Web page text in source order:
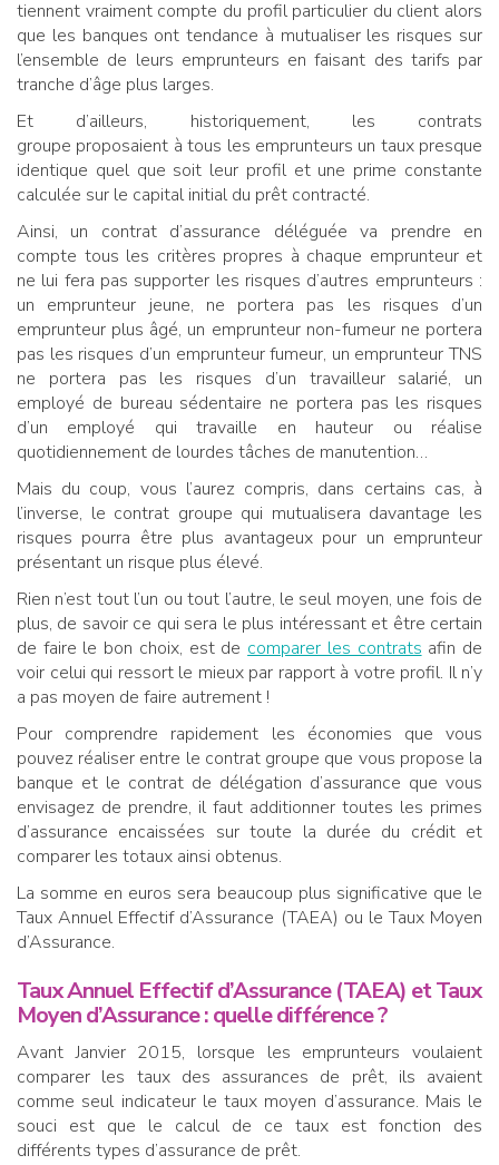
tiennent vraiment compte du profil particulier du client alors
que les banques ont tendance à mutualiser les risques sur
l’ensemble de leurs emprunteurs en faisant des tarifs par
tranche d’âge plus larges.
Et d’ailleurs, historiquement, les contrats
groupe proposaient à tous les emprunteurs un taux presque
identique quel que soit leur profil et une prime constante
calculée sur le capital initial du prêt contracté.
Ainsi, un contrat d’assurance déléguée va prendre en
compte tous les critères propres à chaque emprunteur et
ne lui fera pas supporter les risques d’autres emprunteurs :
un emprunteur jeune, ne portera pas les risques d’un
emprunteur plus âgé, un emprunteur non-fumeur ne portera
pas les risques d’un emprunteur fumeur, un emprunteur TNS
ne portera pas les risques d’un travailleur salarié, un
employé de bureau sédentaire ne portera pas les risques
d’un employé qui travaille en hauteur ou réalise
quotidiennement de lourdes tâches de manutention…
Mais du coup, vous l’aurez compris, dans certains cas, à
l’inverse, le contrat groupe qui mutualisera davantage les
risques pourra être plus avantageux pour un emprunteur
présentant un risque plus élevé.
Rien n’est tout l’un ou tout l’autre, le seul moyen, une fois de
plus, de savoir ce qui sera le plus intéressant et être certain
de faire le bon choix, est de comparer les contrats afin de
voir celui qui ressort le mieux par rapport à votre profil. Il n’y
a pas moyen de faire autrement !
Pour comprendre rapidement les économies que vous
pouvez réaliser entre le contrat groupe que vous propose la
banque et le contrat de délégation d’assurance que vous
envisagez de prendre, il faut additionner toutes les primes
d’assurance encaissées sur toute la durée du crédit et
comparer les totaux ainsi obtenus.
La somme en euros sera beaucoup plus significative que le
Taux Annuel Effectif d’Assurance (TAEA) ou le Taux Moyen
d’Assurance.
Taux Annuel Effectif d’Assurance (TAEA) et Taux
Moyen d’Assurance : quelle différence ?
Avant Janvier 2015, lorsque les emprunteurs voulaient
comparer les taux des assurances de prêt, ils avaient
comme seul indicateur le taux moyen d’assurance. Mais le
souci est que le calcul de ce taux est fonction des
différents types d’assurance de prêt.